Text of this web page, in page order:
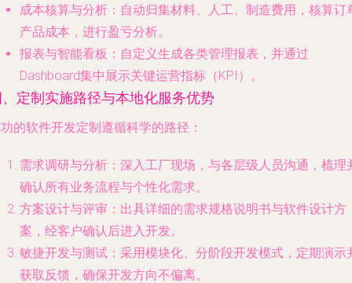
成本核算与分析 ：自动归集材料、人工、制造费用，核算订
产品成本，进行盈亏分析。
报表与智能看板 ：自定义生成各类管理报表，并通过
Dashboard集中展示关键运营指标（KPI）。
定制实施路径与本地化服务优势
的软件开发定制遵循科学的路径：
需求调研与分析 ：深入工厂现场，与各层级人员沟通，梳理
确认所有业务流程与个性化需求。
方案设计与评审 ：出具详细的需求规格说明书与软件设计方
案，经客户确认后进入开发。
敏捷开发与测试 ：采用模块化、分阶段开发模式，定期演示
获取反馈，确保开发方向不偏离。